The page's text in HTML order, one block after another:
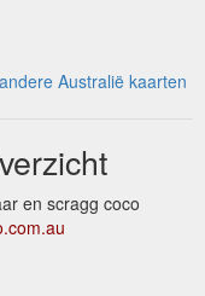
Australië kaarten
en scragg coco